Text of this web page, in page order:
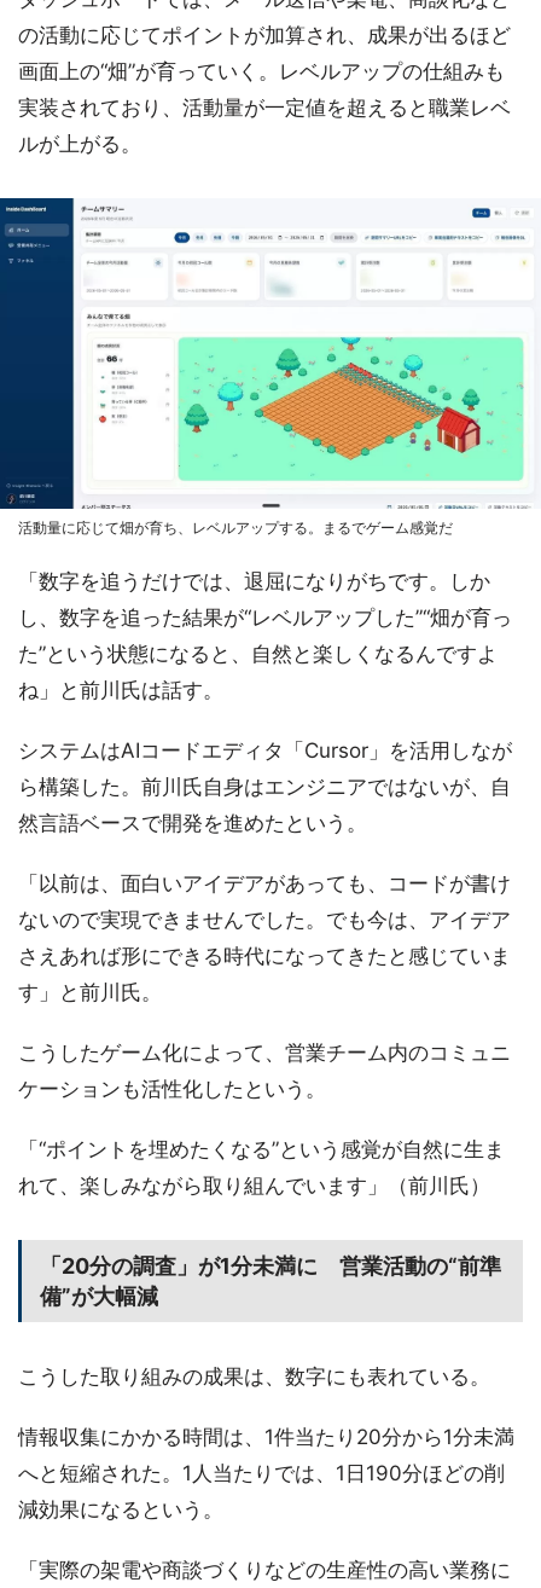
の活動に応じてポイントが加算され、成果が出るほど
画面上の“畑”が育っていく。レベルアップの仕組みも
実装されており、活動量が一定値を超えると職業レベ
ルが上がる。
活動量に応じて畑が育ち、レベルアップする。まるでゲーム感覚だ
「数字を追うだけでは、退屈になりがちです。しか
し、数字を追った結果が“レベルアップした”“畑が育っ
た”という状態になると、自然と楽しくなるんですよ
ね」と前川氏は話す。
システムはAIコードエディタ「Cursor」を活用しなが
ら構築した。前川氏自身はエンジニアではないが、自
然言語ベースで開発を進めたという。
「以前は、面白いアイデアがあっても、コードが書け
ないので実現できませんでした。でも今は、アイデア
さえあれば形にできる時代になってきたと感じていま
す」と前川氏。
こうしたゲーム化によって、営業チーム内のコミュニ
ケーションも活性化したという。
「“ポイントを埋めたくなる”という感覚が自然に生ま
れて、楽しみながら取り組んでいます」（前川氏）
「20分の調査」が1分未満に 営業活動の“前準
備”が大幅減
こうした取り組みの成果は、数字にも表れている。
情報収集にかかる時間は、1件当たり20分から1分未満
へと短縮された。1人当たりでは、1日190分ほどの削
減効果になるという。
「実際の架電や商談づくりなどの生産性の高い業務に